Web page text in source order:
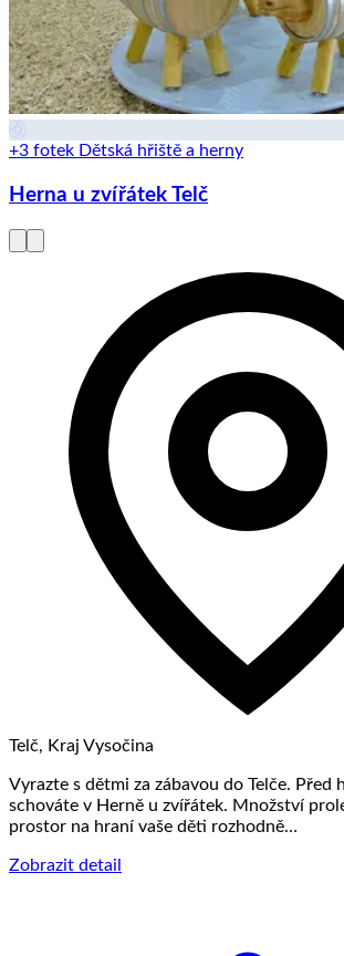
+3 fotek Dětská hřiště a herny
Herna u zvířátek Telč
Telč, Kraj Vysočina
Vyrazte s dětmi za zábavou do Telče. Před
schováte v Herně u zvířátek. Množství
prostor na hraní vaše děti rozhodně…
Zobrazit detail